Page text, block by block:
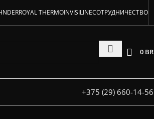
под заказ
ROYAL THERMOINVISILINEСОТРУДНИЧЕСТВО
0 BR
+375 (29) 660-14-56